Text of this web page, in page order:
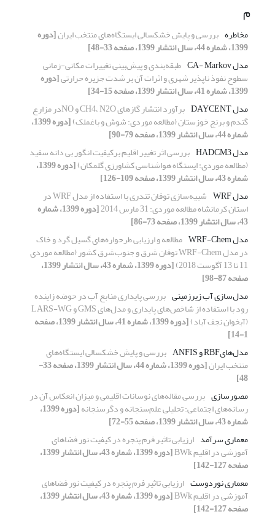
م
مخاطره بررسی و پایش خشکسالی ایستگاه‌های منتخب ایران[دوره
1399، شماره 44، سال انتشار 1399، صفحه 33-48]
مدل CA- Markov
طبقه‌بندی و پیش‌بینی تغییرات مکانی-زمانی
سطوح نفوذ ناپذیر شهری و اثرات آن بر شدت جزیره حرارتی[دوره
1399، شماره 41، سال انتشار 1399، صفحه 15-34]
مدل DAYCENT
برآورد انتشار گازهای CH4، N2O و NOدر مزارع
گندم و برنج خوزستان (مطالعه موردی: شوش و باغملک) [دوره 1399،
شماره 44، سال انتشار 1399، صفحه 79-90]
مدل HADCM3
بررسی اثر تغییر اقلیم برکیفیت انگور بی دانه سفید
(مطالعه موردی: ایستگاه هواشناسی کشاورزی گلمکان) [دوره 1399،
شماره 43، سال انتشار 1399، صفحه 109-126]
مدل WRF
شبیه‌سازی توفان تندری با استفاده از مدل WRF در
استان کرمانشاه مطالعه موردی: 31 مارس 2014 [دوره 1399، شماره
43، سال انتشار 1399، صفحه 73-86]
مدل WRF-Chem
مطالعه و ارزیابی طرحواره‌های گسیل گرد و خاک
در مدل WRF-Chem توفان شرق و جنوب‌شرق کشور (مطالعه موردی
11 تا 13 آگوست 2018) [دوره 1399، شماره 43، سال انتشار 1399،
صفحه 87-98]
مدل‌سازی آب زیرزمینی بررسی پایداری منابع آب در حوضه زاینده
رود با استفاده از شاخص‌های پایداری و مدل‌های GMS و LARS-WG
(آبخوان نجف آباد) [دوره 1399، شماره 41، سال انتشار 1399، صفحه
1-14]
مدل‌هایRBF و ANFIS
بررسی و پایش خشکسالی ایستگاه‌های
منتخب ایران [دوره 1399، شماره 44، سال انتشار 1399، صفحه 33-
48]
مصورسازی بررسی مقاله‌های نوسانات اقلیمی و میزان انعکاس آن در
رسانه‌های اجتماعی: تحلیلی علم‌سنجانه و دگرسنجانه [دوره 1399،
شماره 43، سال انتشار 1399، صفحه 55-72]
معماری سرآمد ارزیابی تاثیر فرم پنجره در کیفیت نور فضاهای
آموزشی در اقلیم BWk [دوره 1399، شماره 43، سال انتشار 1399،
صفحه 127-142]
معماری نوردوست ارزیابی تاثیر فرم پنجره در کیفیت نور فضاهای
آموزشی در اقلیم BWk [دوره 1399، شماره 43، سال انتشار 1399،
صفحه 127-142]